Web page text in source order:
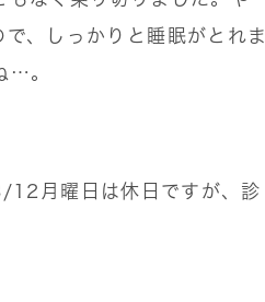
、しっかりと睡眠がとれま
…。
月曜日は休日ですが、診